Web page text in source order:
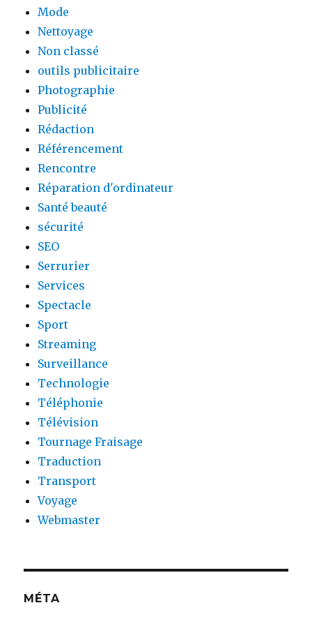
Mode
Nettoyage
Non classé
outils publicitaire
Photographie
Publicité
Rédaction
Référencement
Rencontre
Réparation d'ordinateur
Santé beauté
sécurité
SEO
Serrurier
Services
Spectacle
Sport
Streaming
Surveillance
Technologie
Téléphonie
Télévision
Tournage Fraisage
Traduction
Transport
Voyage
Webmaster
MÉTA